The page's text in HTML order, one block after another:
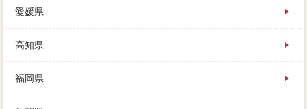
愛媛県
高知県
福岡県